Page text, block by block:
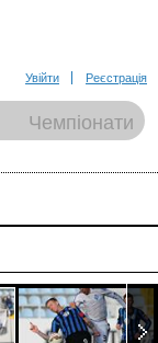
Увійти Реєстрація